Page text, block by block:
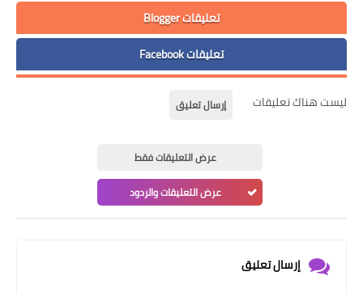
تعليقات Blogger
تعليقات Facebook
ليست هناك تعليقات إرسال تعليق
عرض التعليقات فقط
عرض التعليقات والردود
إرسال تعليق